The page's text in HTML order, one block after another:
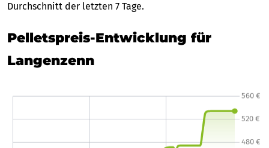
Durchschnitt der letzten 7 Tage.
Pelletspreis-Entwicklung für
Langenzenn